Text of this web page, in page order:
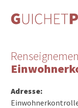
Adresse: